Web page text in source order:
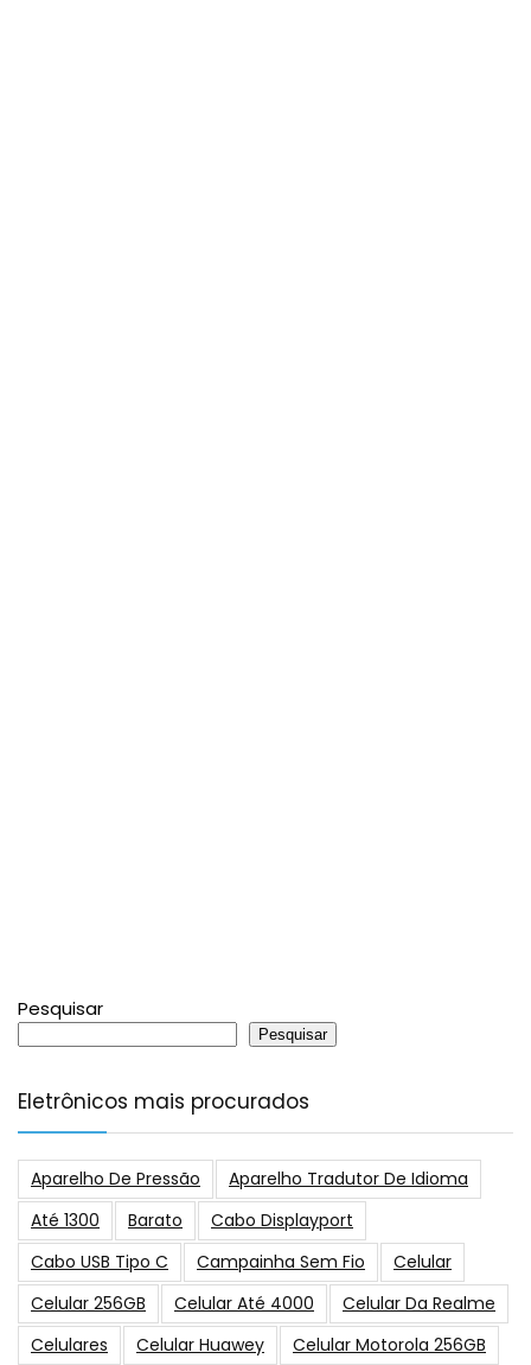
Pesquisar
Pesquisar
Eletrônicos mais procurados
Aparelho De Pressão
Aparelho Tradutor De Idioma
Até 1300
Barato
Cabo Displayport
Cabo USB Tipo C
Campainha Sem Fio
Celular
Celular 256GB
Celular Até 4000
Celular Da Realme
Celulares
Celular Huawey
Celular Motorola 256GB